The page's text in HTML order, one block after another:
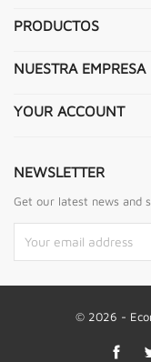
PRODUCTOS
NUESTRA EMPRESA
YOUR ACCOUNT
NEWSLETTER
Get our latest news and
© 2026 -